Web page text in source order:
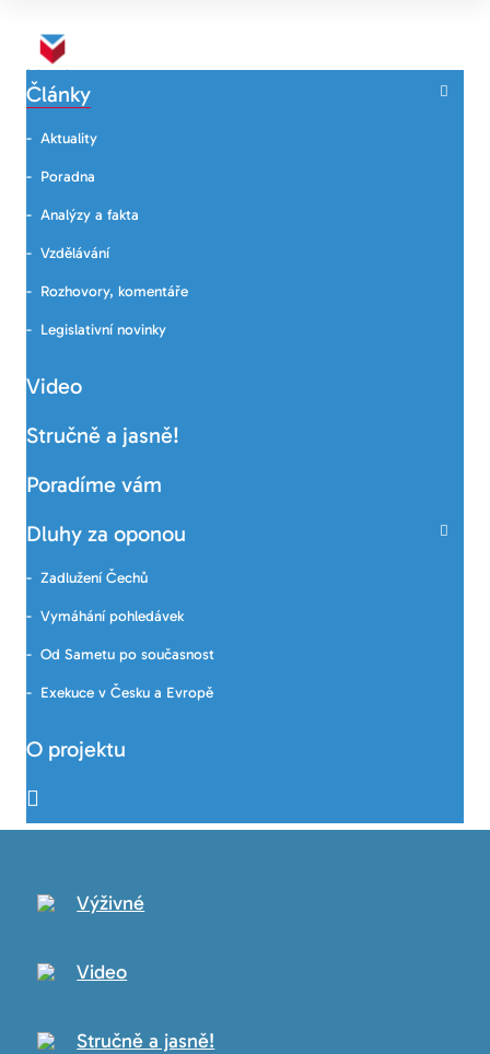
Články
Aktuality
Poradna
Analýzy a fakta
Vzdělávání
Rozhovory, komentáře
Legislativní novinky
Video
Stručně a jasně!
Poradíme vám
Dluhy za oponou
Zadlužení Čechů
Vymáhání pohledávek
Od Sametu po současnost
Exekuce v Česku a Evropě
O projektu
Výživné
Video
Stručně a jasně!